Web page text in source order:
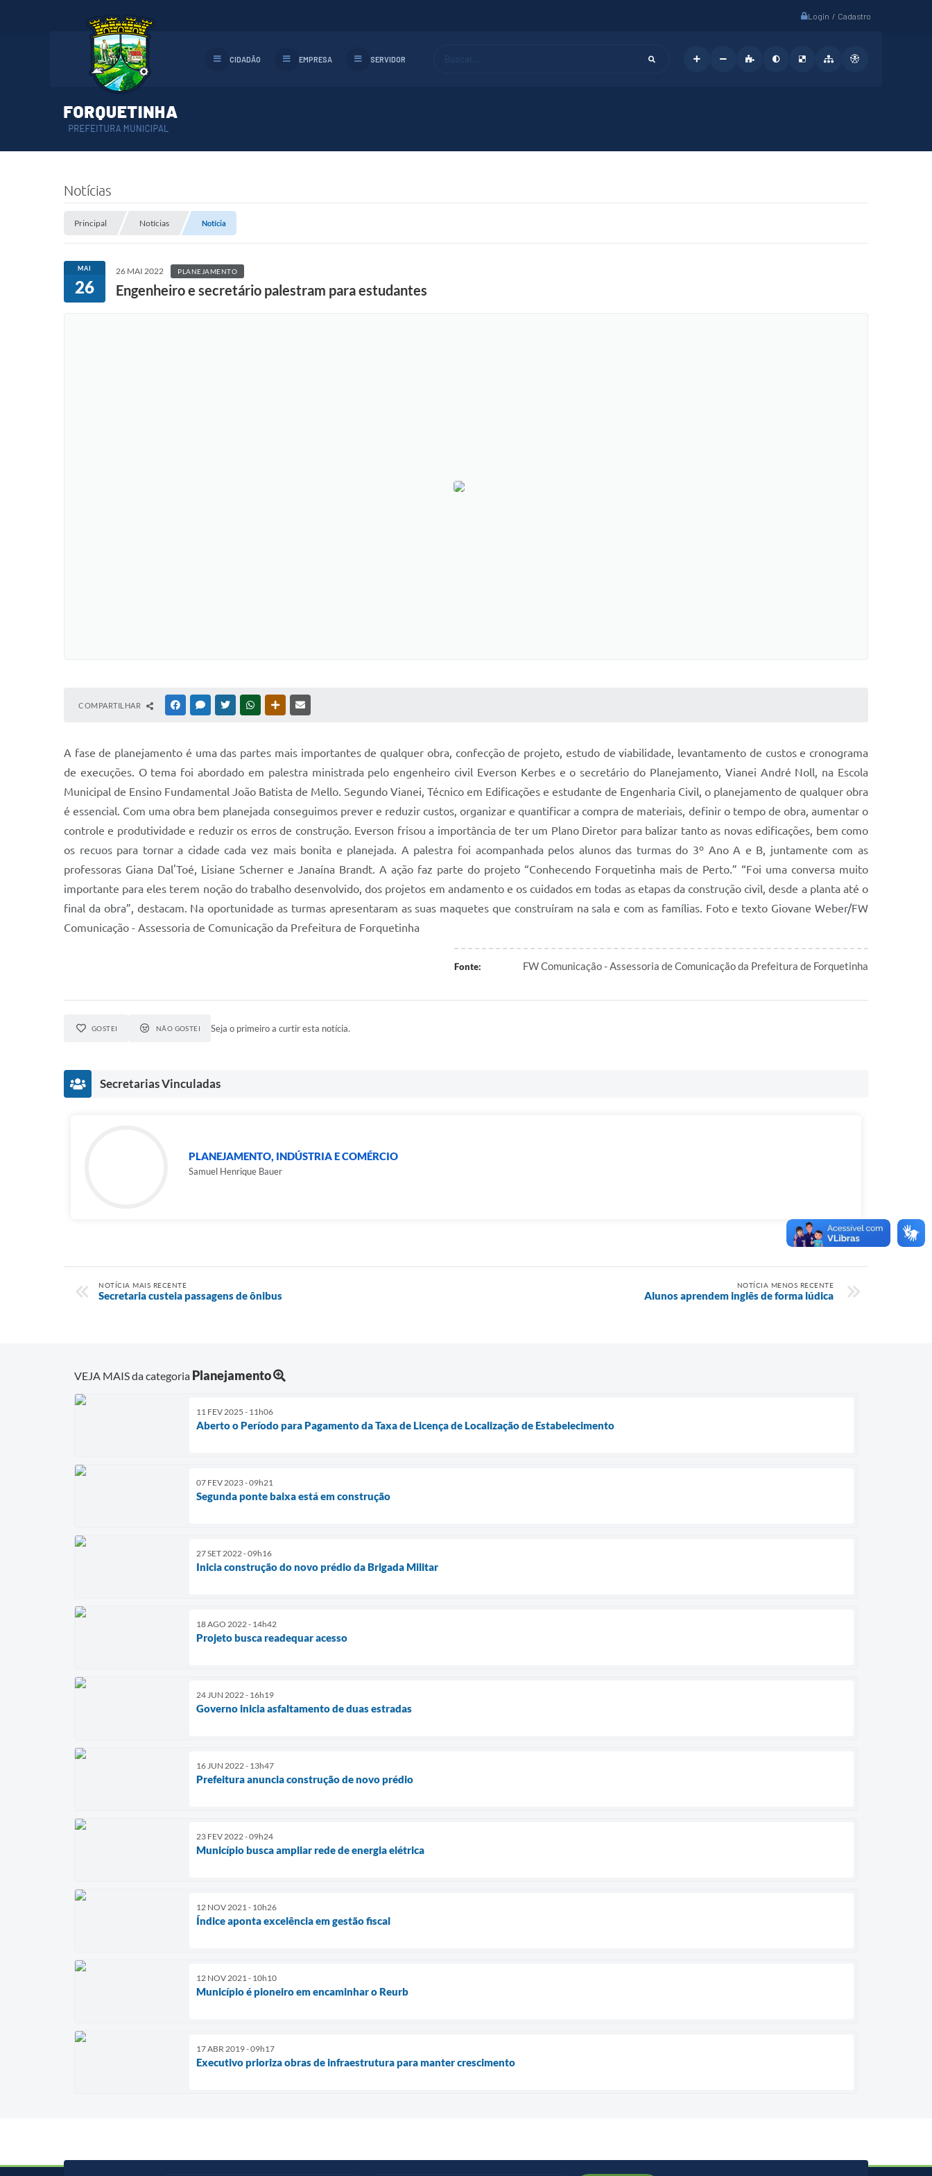
Login / Cadastro
Buscar...
CIDADÃO EMPRESA SERVIDOR
Notícias
Principal Notícias Notícia
MAI
26
26 MAI 2022 PLANEJAMENTO
Engenheiro e secretário palestram para estudantes
COMPARTILHAR FACEBOOKMESSENGER
TWITTERWHATSAPPOUTRAS MÍDIAS
A fase de planejamento é uma das partes mais importantes de qualquer obra, confecção de projeto, estudo de viabilidade, levantamento de custos e cronograma
de execuções. O tema foi abordado em palestra ministrada pelo engenheiro civil Everson Kerbes e o secretário do Planejamento, Vianei André Noll, na Escola
Municipal de Ensino Fundamental João Batista de Mello. Segundo Vianei, Técnico em Edificações e estudante de Engenharia Civil, o planejamento de qualquer obra
é essencial. Com uma obra bem planejada conseguimos prever e reduzir custos, organizar e quantificar a compra de materiais, definir o tempo de obra, aumentar o
controle e produtividade e reduzir os erros de construção. Everson frisou a importância de ter um Plano Diretor para balizar tanto as novas edificações, bem como
os recuos para tornar a cidade cada vez mais bonita e planejada. A palestra foi acompanhada pelos alunos das turmas do 3º Ano A e B, juntamente com as
professoras Giana Dal'Toé, Lisiane Scherner e Janaína Brandt. A ação faz parte do projeto “Conhecendo Forquetinha mais de Perto.” “Foi uma conversa muito
importante para eles terem noção do trabalho desenvolvido, dos projetos em andamento e os cuidados em todas as etapas da construção civil, desde a planta até o
final da obra”, destacam. Na oportunidade as turmas apresentaram as suas maquetes que construíram na sala e com as famílias. Foto e texto Giovane Weber/FW
Comunicação - Assessoria de Comunicação da Prefeitura de Forquetinha
Fonte: FW Comunicação - Assessoria de Comunicação da Prefeitura de Forquetinha
GOSTEI NÃO GOSTEI Seja o primeiro a curtir esta notícia.
Secretarias Vinculadas
PLANEJAMENTO, INDÚSTRIA E COMÉRCIO
Samuel Henrique Bauer
NOTÍCIA MAIS RECENTE
Secretaria custeia passagens de ônibus
NOTÍCIA MENOS RECENTE
Alunos aprendem inglês de forma lúdica
VEJA MAIS da categoria Planejamento
11 FEV 2025 - 11h06
Aberto o Período para Pagamento da Taxa de Licença de Localização de Estabelecimento
07 FEV 2023 - 09h21
Segunda ponte baixa está em construção
27 SET 2022 - 09h16
Inicia construção do novo prédio da Brigada Militar
18 AGO 2022 - 14h42
Projeto busca readequar acesso
24 JUN 2022 - 16h19
Governo inicia asfaltamento de duas estradas
16 JUN 2022 - 13h47
Prefeitura anuncia construção de novo prédio
23 FEV 2022 - 09h24
Município busca ampliar rede de energia elétrica
12 NOV 2021 - 10h26
Índice aponta excelência em gestão fiscal
12 NOV 2021 - 10h10
Município é pioneiro em encaminhar o Reurb
17 ABR 2019 - 09h17
Executivo prioriza obras de infraestrutura para manter crescimento